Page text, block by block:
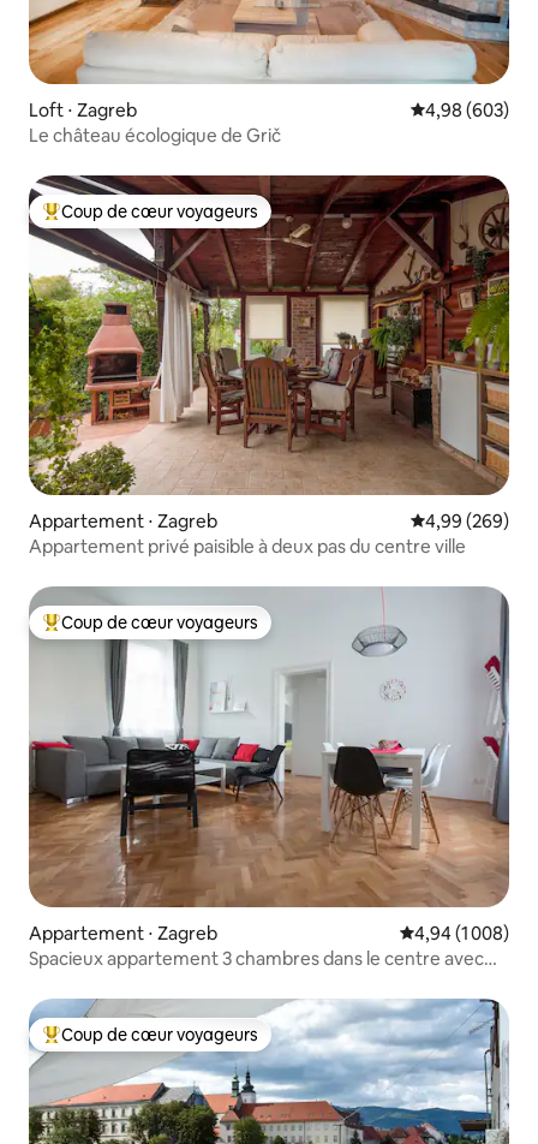
Loft ⋅ Zagreb Évaluation
4,98 (603)
Le château écologique de Grič
Coups de cœur voyageurs les plus appréciés
Coup de cœur voyageurs
Appartement ⋅ Zagreb Évaluation
4,99 (269)
Appartement privé paisible à deux pas du centre ville
Coups de cœur voyageurs les plus appréciés
Coup de cœur voyageurs
Appartement ⋅ Zagreb Évaluation
4,94 (1 008)
Spacieux appartement 3 chambres dans le centre avec
Coups de cœur voyageurs les plus appréciés
Coup de cœur voyageurs